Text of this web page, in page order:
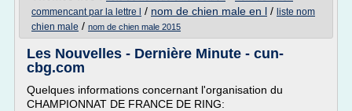
commencant par la lettre l
/ nom de chien male en l / liste nom
chien male / nom de chien male 2015
Les Nouvelles - Dernière Minute - cun-
cbg.com
Quelques informations concernant l'organisation du
CHAMPIONNAT DE FRANCE DE RING: